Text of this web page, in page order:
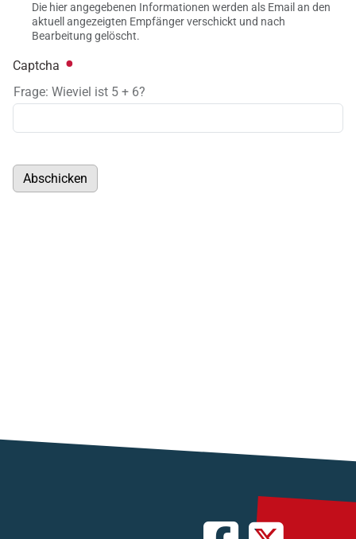
Die hier angegebenen Informationen werden als Email an den
aktuell angezeigten Empfänger verschickt und nach
Bearbeitung gelöscht.
Captcha
Frage: Wieviel ist 5 + 6?
Abschicken